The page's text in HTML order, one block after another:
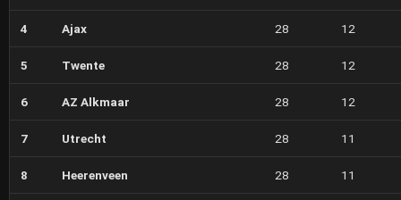
4 Ajax 28 12
5 Twente 28 12
6 AZ Alkmaar 28 12
7 Utrecht 28 11
8 Heerenveen 28 11